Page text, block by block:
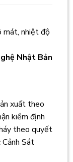
mát, nhiệt độ
Nhật Bản
xuất theo
kiểm định
theo quyết
Sát